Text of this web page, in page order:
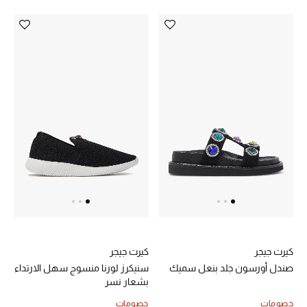
جميع الملابس النسائية
جميع الإكسسورات النسائية
كيرت جيجر
صندل أورسون جلد بنعل سميك
خصومات
كيرت جيجر
سنيكرز لورنا منسوج سهل الارتداء
بشعار نسر
خصومات